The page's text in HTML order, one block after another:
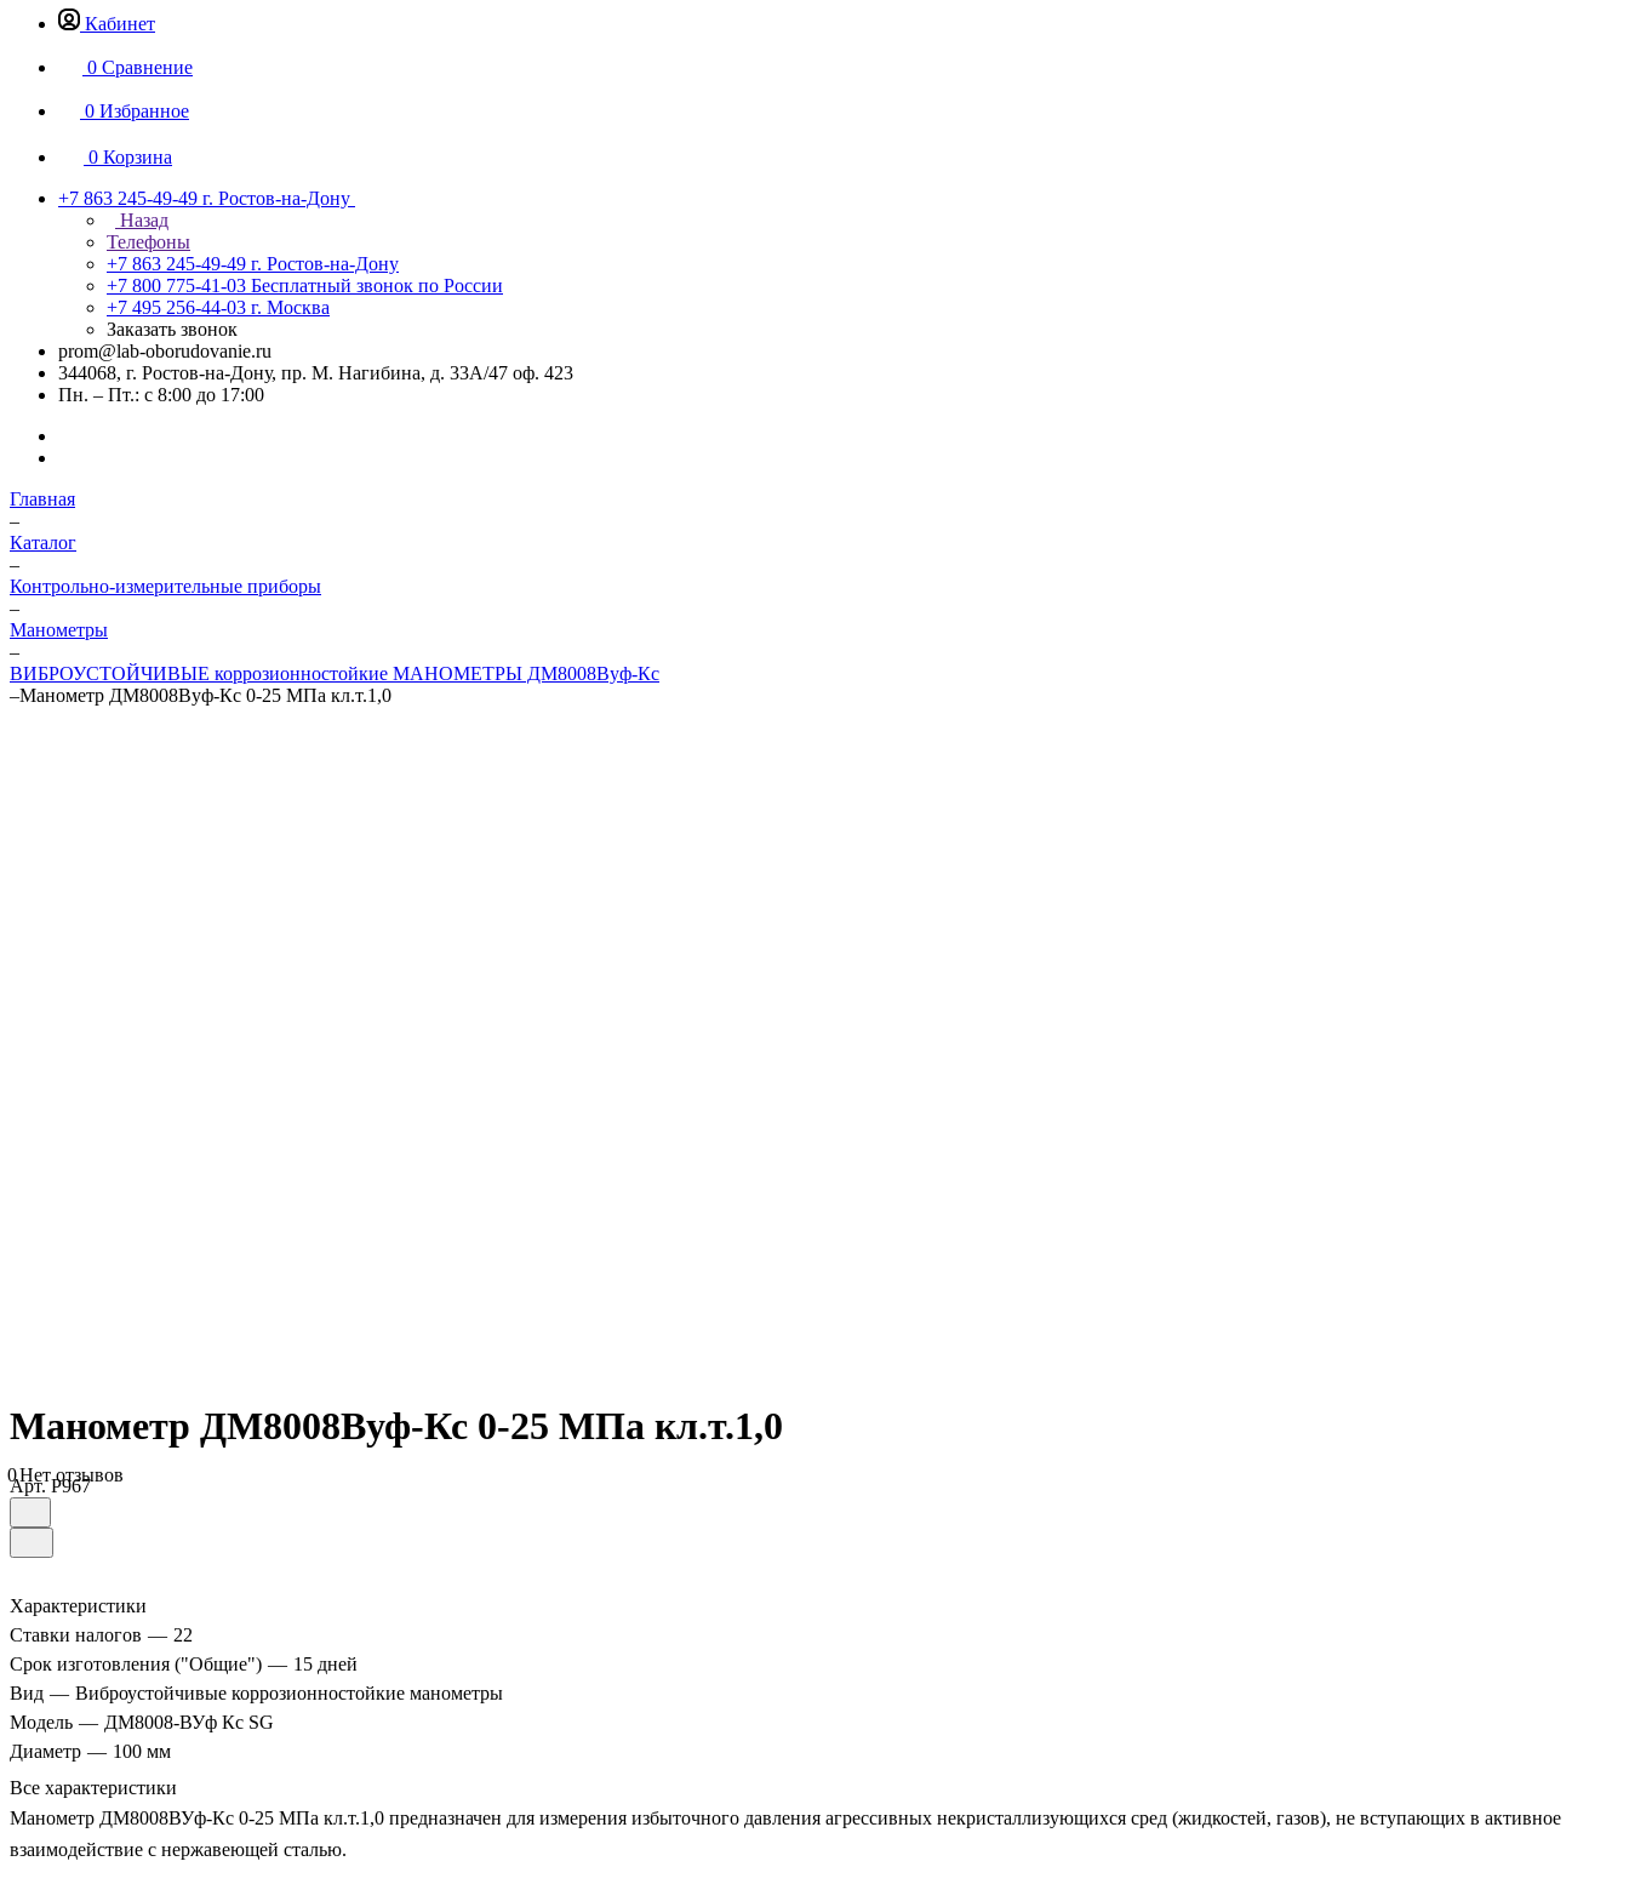
Кабинет
0 Сравнение
0 Избранное
0 Корзина
+7 863 245-49-49 г. Ростов-на-Дону
Назад
Телефоны
+7 863 245-49-49 г. Ростов-на-Дону
+7 800 775-41-03 Бесплатный звонок по России
+7 495 256-44-03 г. Москва
Заказать звонок
prom@lab-oborudovanie.ru
344068, г. Ростов-на-Дону, пр. М. Нагибина, д. 33А/47 оф. 423
Пн. – Пт.: с 8:00 до 17:00
Главная
–
Каталог
–
Контрольно-измерительные приборы
–
Манометры
–
ВИБРОУСТОЙЧИВЫЕ коррозионностойкие МАНОМЕТРЫ ДМ8008Вуф-Кс
–Манометр ДМ8008Вуф-Кс 0-25 МПа кл.т.1,0
Манометр ДМ8008Вуф-Кс 0-25 МПа кл.т.1,0
0Нет отзывов
Арт.P967
Характеристики
Ставки налогов — 22
Срок изготовления ("Общие") — 15 дней
Вид — Виброустойчивые коррозионностойкие манометры
Модель — ДМ8008-ВУф Кс SG
Диаметр — 100 мм
Все характеристики
Манометр ДМ8008ВУф-Кс 0-25 МПа кл.т.1,0 предназначен для измерения избыточного давления агрессивных некристаллизующихся сред (жидкостей, газов), не вступающих в активное
взаимодействие с нержавеющей сталью.